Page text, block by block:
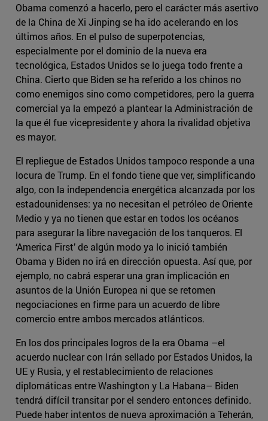
Obama comenzó a hacerlo, pero el carácter más asertivo
de la China de Xi Jinping se ha ido acelerando en los
últimos años. En el pulso de superpotencias,
especialmente por el dominio de la nueva era
tecnológica, Estados Unidos se lo juega todo frente a
China. Cierto que Biden se ha referido a los chinos no
como enemigos sino como competidores, pero la guerra
comercial ya la empezó a plantear la Administración de
la que él fue vicepresidente y ahora la rivalidad objetiva
es mayor.
El repliegue de Estados Unidos tampoco responde a una
locura de Trump. En el fondo tiene que ver, simplificando
algo, con la independencia energética alcanzada por los
estadounidenses: ya no necesitan el petróleo de Oriente
Medio y ya no tienen que estar en todos los océanos
para asegurar la libre navegación de los tanqueros. El
‘America First’ de algún modo ya lo inició también
Obama y Biden no irá en dirección opuesta. Así que, por
ejemplo, no cabrá esperar una gran implicación en
asuntos de la Unión Europea ni que se retomen
negociaciones en firme para un acuerdo de libre
comercio entre ambos mercados atlánticos.
En los dos principales logros de la era Obama –el
acuerdo nuclear con Irán sellado por Estados Unidos, la
UE y Rusia, y el restablecimiento de relaciones
diplomáticas entre Washington y La Habana– Biden
tendrá difícil transitar por el sendero entonces definido.
Puede haber intentos de nueva aproximación a Teherán,